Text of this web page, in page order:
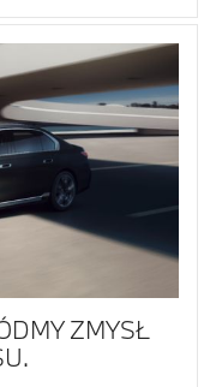
ZMYSŁ